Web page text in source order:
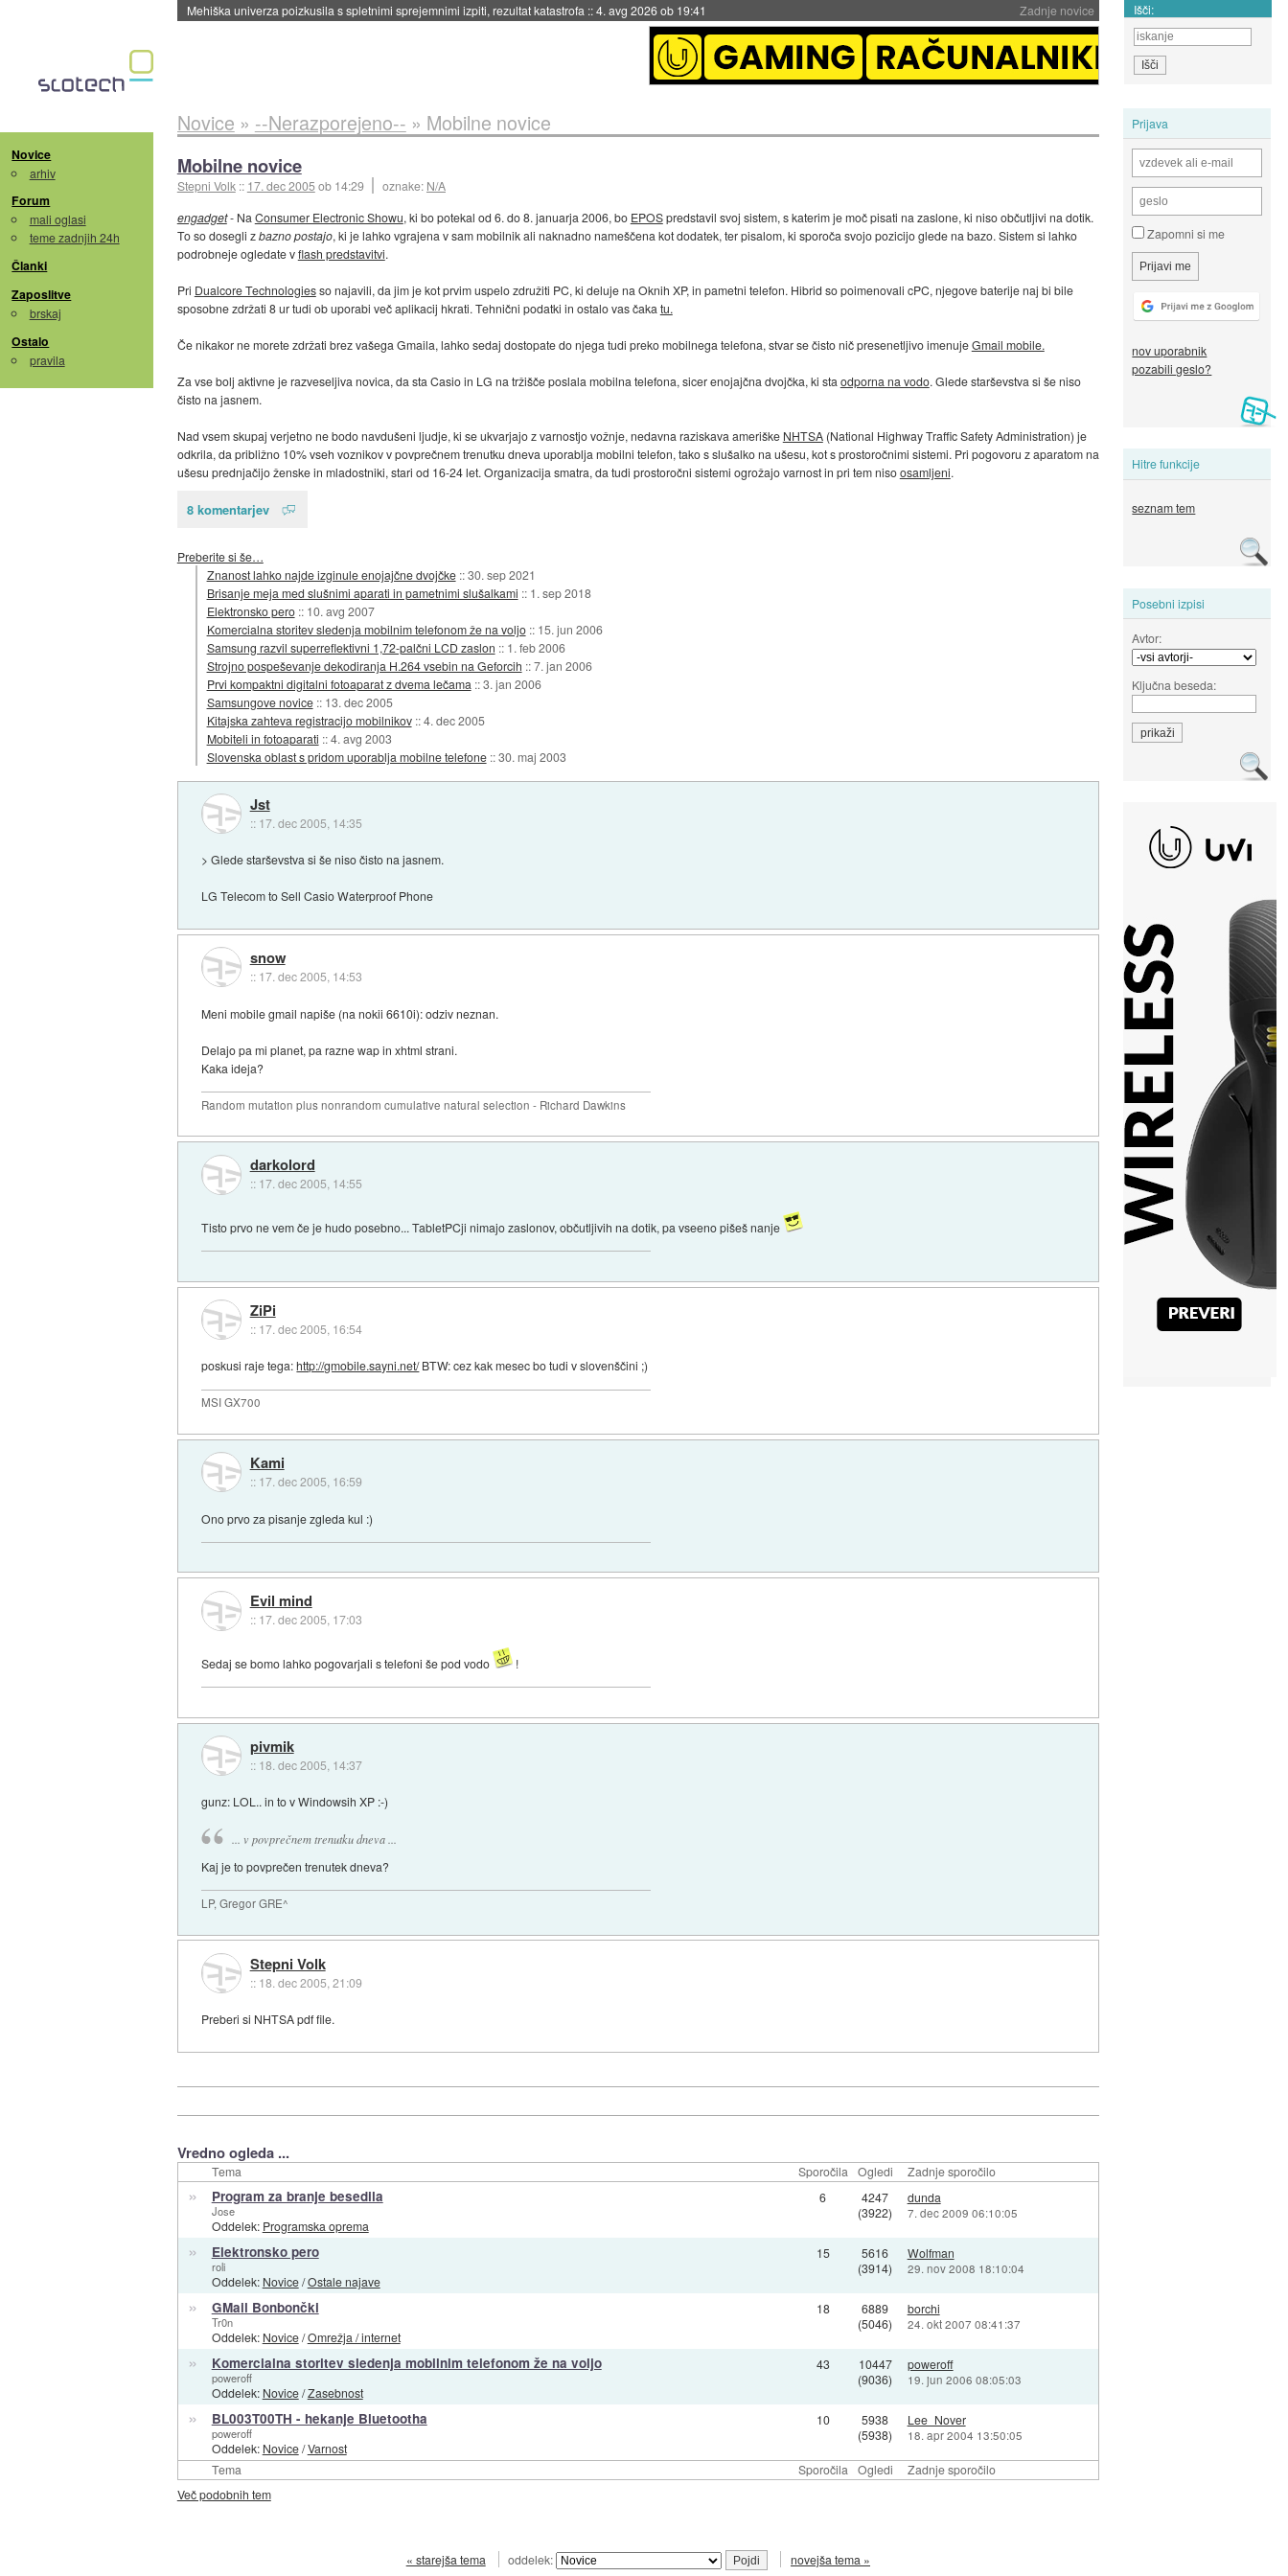
Zadnje novice
Mehiška univerza poizkusila s spletnimi sprejemnimi izpiti, rezultat katastrofa ::4. avg 2026 ob 19:41 Išči:
Novice
arhiv
Forum
mali oglasi
teme zadnjih 24h
Članki
Zaposlitve
brskaj
Ostalo
pravila
Prijava
Zapomni si me
nov uporabnik
pozabili geslo?
Hitre funkcije
seznam tem
Posebni izpisi
Avtor:
Ključna beseda:
Novice » --Nerazporejeno-- » Mobilne novice
Mobilne novice
Stepni Volk :: 17. dec 2005ob 14:29 oznake: N/A
engadget- Na Consumer Electronic Showu, ki bo potekal od 6. do 8. januarja 2006, bo EPOSpredstavil svoj sistem, s katerim je moč pisati na zaslone, ki niso občutljivi na dotik.
To so dosegli zbazno postajo, ki je lahko vgrajena v sam mobilnik ali naknadno nameščena kot dodatek, ter pisalom, ki sporoča svojo pozicijo glede na bazo. Sistem si lahko
podrobneje ogledate vflash predstavitvi.
Pri Dualcore Technologiesso najavili, da jim je kot prvim uspelo združiti PC, ki deluje na Oknih XP, in pametni telefon. Hibrid so poimenovali cPC, njegove baterije naj bi bile
sposobne zdržati 8 ur tudi ob uporabi več aplikacij hkrati. Tehnični podatki in ostalo vas čaka tu.
Če nikakor ne morete zdržati brez vašega Gmaila, lahko sedaj dostopate do njega tudi preko mobilnega telefona, stvar se čisto nič presenetljivo imenujeGmail mobile.
Za vse bolj aktivne je razveseljiva novica, da sta Casio in LG na tržišče poslala mobilna telefona, sicer enojajčna dvojčka, ki sta odporna na vodo. Glede starševstva si še niso
čisto na jasnem.
Nad vsem skupaj verjetno ne bodo navdušeni ljudje, ki se ukvarjajo z varnostjo vožnje, nedavna raziskava ameriške NHTSA(National Highway Traffic Safety Administration) je
odkrila, da približno 10% vseh voznikov v povprečnem trenutku dneva uporablja mobilni telefon, tako s slušalko na ušesu, kot s prostoročnimi sistemi. Pri pogovoru z aparatom na
ušesu prednjačijo ženske in mladostniki, stari od 16-24 let. Organizacija smatra, da tudi prostoročni sistemi ogrožajo varnost in pri tem nisoosamljeni.
8 komentarjev
Preberite si še…
Znanost lahko najde izginule enojajčne dvojčke ::30. sep 2021
Brisanje meja med slušnimi aparati in pametnimi slušalkami :: 1. sep 2018
Elektronsko pero :: 10. avg 2007
Komercialna storitev sledenja mobilnim telefonom že na voljo :: 15. jun 2006
Samsung razvil superreflektivni 1,72-palčni LCD zaslon :: 1. feb 2006
Strojno pospeševanje dekodiranja H.264 vsebin na Geforcih ::7. jan 2006
Prvi kompaktni digitalni fotoaparat z dvema lečama ::3. jan 2006
Samsungove novice :: 13. dec 2005
Kitajska zahteva registracijo mobilnikov ::4. dec 2005
Mobiteli in fotoaparati ::4. avg 2003
Slovenska oblast s pridom uporablja mobilne telefone ::30. maj 2003
Jst
:: 17. dec 2005, 14:35
> Glede starševstva si še niso čisto na jasnem.
LG Telecom to Sell Casio Waterproof Phone
snow
:: 17. dec 2005, 14:53
Meni mobile gmail napiše (na nokii 6610i): odziv neznan.
Delajo pa mi planet, pa razne wap in xhtml strani.
Kaka ideja?
Random mutation plus nonrandom cumulative natural selection - Richard Dawkins
darkolord
:: 17. dec 2005, 14:55
Tisto prvo ne vem če je hudo posebno... TabletPCji nimajo zaslonov, občutljivih na dotik, pa vseeno pišeš nanje
ZiPi
:: 17. dec 2005, 16:54
poskusi raje tega:http://gmobile.sayni.net/BTW: cez kak mesec bo tudi v slovenščini ;)
MSI GX700
Kami
:: 17. dec 2005, 16:59
Ono prvo za pisanje zgleda kul :)
Evil mind
:: 17. dec 2005, 17:03
Sedaj se bomo lahko pogovarjali s telefoni še pod vodo !
pivmik
:: 18. dec 2005, 14:37
gunz: LOL.. in to v Windowsih XP :-)
... v povprečnem trenutku dneva ...
Kaj je to povprečen trenutek dneva?
LP, Gregor GRE^
Stepni Volk
:: 18. dec 2005, 21:09
Preberi si NHTSA pdf file.
Vredno ogleda ...
Tema Sporočila Ogledi Zadnje sporočilo
Tema Sporočila Ogledi Zadnje sporočilo
» Program za branje besedila
Jose
Oddelek: Programska oprema
6
4247
(3922)
dunda
7. dec 2009 06:10:05
» Elektronsko pero
roli
Oddelek: Novice/Ostale najave
15
5616
(3914)
Wolfman
29. nov 2008 18:10:04
» GMail Bonbončki
Tr0n
Oddelek: Novice/Omrežja / internet
18
6889
(5046)
borchi
24. okt 2007 08:41:37
» Komercialna storitev sledenja mobilnim telefonom že na voljo
poweroff
Oddelek: Novice/Zasebnost
43
10447
(9036)
poweroff
19. jun 2006 08:05:03
» BL003T00TH - hekanje Bluetootha
poweroff
Oddelek: Novice/Varnost
10
5938
(5938)
Lee_Nover
18. apr 2004 13:50:05
Več podobnih tem
« starejša tema oddelek: novejša tema »